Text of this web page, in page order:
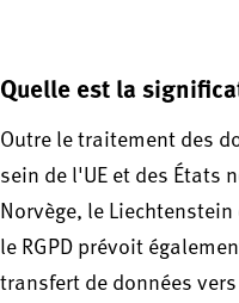
Quelle est la
Outre le traitement des
sein de l'UE et des États
Norvège, le
le RGPD prévoit
transfert de données